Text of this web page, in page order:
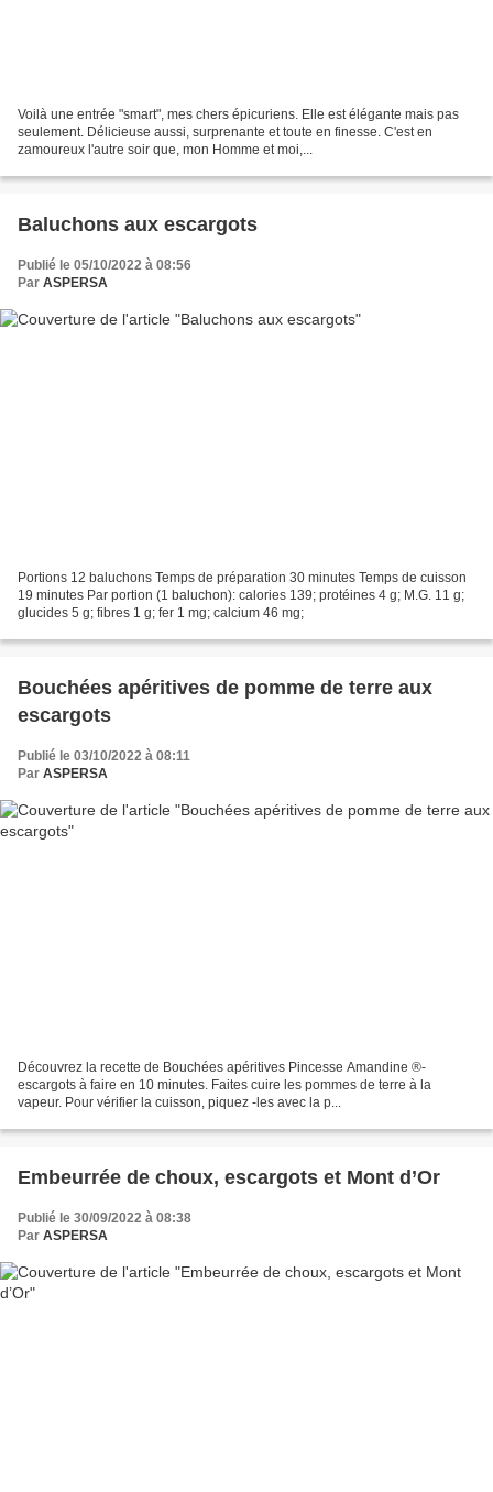
Voilà une entrée "smart", mes chers épicuriens. Elle est élégante mais pas
seulement. Délicieuse aussi, surprenante et toute en finesse. C'est en
zamoureux l'autre soir que, mon Homme et moi,...
Baluchons aux escargots
Publié le 05/10/2022 à 08:56
Par ASPERSA
Portions 12 baluchons Temps de préparation 30 minutes Temps de cuisson
19 minutes Par portion (1 baluchon): calories 139; protéines 4 g; M.G. 11 g;
glucides 5 g; fibres 1 g; fer 1 mg; calcium 46 mg;
Bouchées apéritives de pomme de terre aux
escargots
Publié le 03/10/2022 à 08:11
Par ASPERSA
Découvrez la recette de Bouchées apéritives Pincesse Amandine ®-
escargots à faire en 10 minutes. Faites cuire les pommes de terre à la
vapeur. Pour vérifier la cuisson, piquez -les avec la p...
Embeurrée de choux, escargots et Mont d’Or
Publié le 30/09/2022 à 08:38
Par ASPERSA